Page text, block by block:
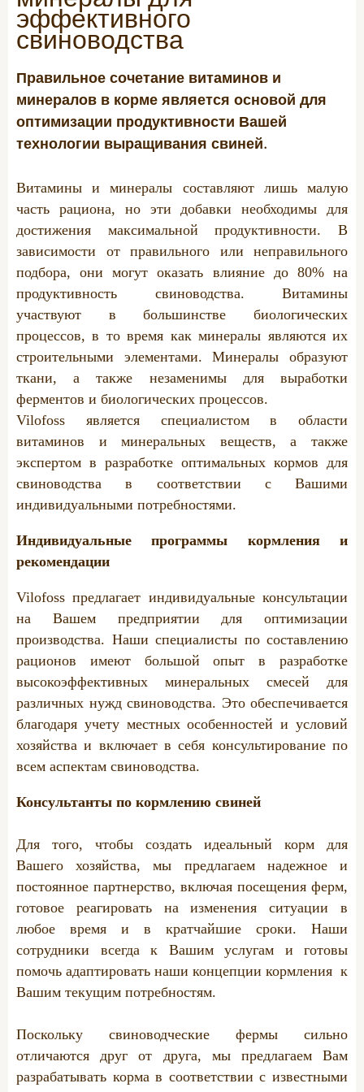
ПОДКАСТ
Stalosan F
ProtiSpar
Телята
Молочный скот
Проблемы с копытами
Снижение расходов
Лизунцы
СВИНЬИ
Свиньи на откорм
Поросята
Свиноматки
Снижение расходов
ПТИЦА
Минеральный камень
Активатор обмена веществ
Проблемы яичной скорлупы
ГИГИЕНА
Хэндимэн
ДРУГИЕ ПРОДУКТЫ
Торговые продукты
Адсорбенты микотоксинов
Подкислители
Лошади
50 лет Виломикс
Общие условия закупки
Общие условия продажи
КАЧЕСТВО
Сертификаты
КОРПОРАТИВНАЯ ОТВЕТСТВЕННОСТЬ
ПРАВОВАЯ ИНФОРМАЦИЯ
эффективного
свиноводства
Правильное сочетание витаминов и
минералов в корме является основой для
оптимизации продуктивности Вашей
технологии выращивания свиней.
Витамины и минералы составляют лишь малую
часть рациона, но эти добавки необходимы для
достижения максимальной продуктивности. В
зависимости от правильного или неправильного
подбора, они могут оказать влияние до 80% на
продуктивность свиноводства. Витамины
участвуют в большинстве биологических
процессов, в то время как минералы являются их
строительными элементами. Минералы образуют
ткани, а также незаменимы для выработки
ферментов и биологических процессов.
Vilofoss является специалистом в области
витаминов и минеральных веществ, а также
экспертом в разработке оптимальных кормов для
свиноводства в соответствии с Вашими
индивидуальными потребностями.
Индивидуальные программы кормления и
рекомендации
Vilofoss предлагает индивидуальные консультации
на Вашем предприятии для оптимизации
производства. Наши специалисты по составлению
рационов имеют большой опыт в разработке
высокоэффективных минеральных смесей для
различных нужд свиноводства. Это обеспечивается
благодаря учету местных особенностей и условий
хозяйства и включает в себя консультирование по
всем аспектам свиноводства.
Консультанты по кормлению свиней
Для того, чтобы создать идеальный корм для
Вашего хозяйства, мы предлагаем надежное и
постоянное партнерство, включая посещения ферм,
готовое реагировать на изменения ситуации в
любое время и в кратчайшие сроки. Наши
сотрудники всегда к Вашим услугам и готовы
помочь адаптировать наши концепции кормления к
Вашим текущим потребностям.
Поскольку свиноводческие фермы сильно
отличаются друг от друга, мы предлагаем Вам
разрабатывать корма в соответствии с известными